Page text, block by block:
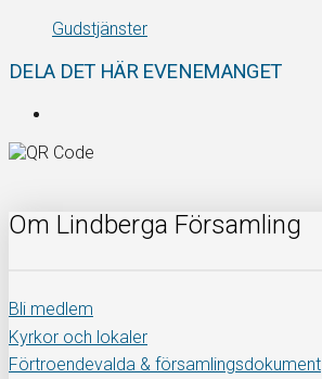
Gudstjänster
DELA DET HÄR EVENEMANGET
Om Lindberga Församling
Bli medlem
Kyrkor och lokaler
Förtroendevalda & församlingsdokument